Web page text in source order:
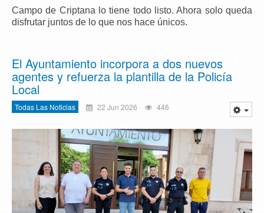
Campo de Criptana lo tiene todo listo. Ahora solo queda
disfrutar juntos de lo que nos hace únicos.
El Ayuntamiento incorpora a dos nuevos
agentes y refuerza la plantilla de la Policía
Local
Todas Las Noticias 22 Jun 2026 446